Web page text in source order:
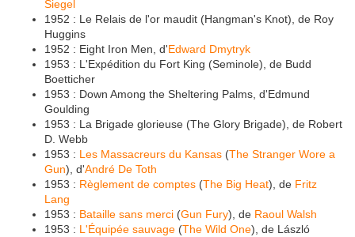
Siegel
1952 : Le Relais de l'or maudit (Hangman's Knot), de Roy
Huggins
1952 : Eight Iron Men, d'Edward Dmytryk
1953 : L'Expédition du Fort King (Seminole), de Budd
Boetticher
1953 : Down Among the Sheltering Palms, d'Edmund
Goulding
1953 : La Brigade glorieuse (The Glory Brigade), de Robert
D. Webb
1953 : Les Massacreurs du Kansas (The Stranger Wore a
Gun), d'André De Toth
1953 : Règlement de comptes (The Big Heat), de Fritz
Lang
1953 : Bataille sans merci (Gun Fury), de Raoul Walsh
1953 : L'Équipée sauvage (The Wild One), de László